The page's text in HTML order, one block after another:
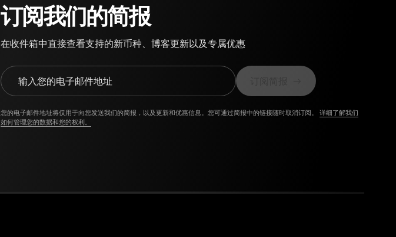
订阅我们的简报
在收件箱中直接查看支持的新币种、博客更新以及专属优惠
输入您的电子邮件地址
您的电子邮件地址将仅用于向您发送我们的简报，以及更新和优惠信息。您可通过简报中的链接随时取消订阅。 详细了解我们
如何管理您的数据和您的权利。